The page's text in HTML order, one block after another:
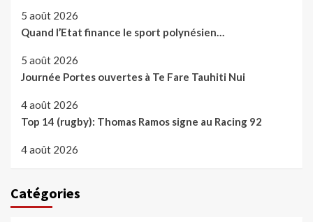
5 août 2026
Quand l’Etat finance le sport polynésien…
5 août 2026
Journée Portes ouvertes à Te Fare Tauhiti Nui
4 août 2026
Top 14 (rugby): Thomas Ramos signe au Racing 92
4 août 2026
Catégories